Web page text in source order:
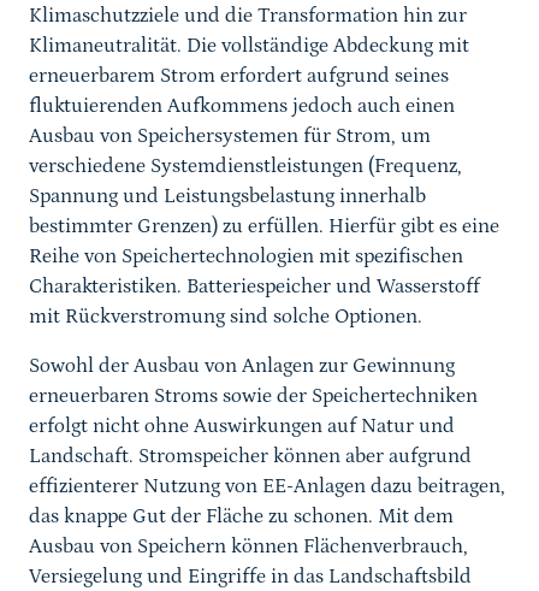
Klimaschutzziele und die Transformation hin zur
Klimaneutralität. Die vollständige Abdeckung mit
erneuerbarem Strom erfordert aufgrund seines
fluktuierenden Aufkommens jedoch auch einen
Ausbau von Speichersystemen für Strom, um
verschiedene Systemdienstleistungen (Frequenz,
Spannung und Leistungsbelastung innerhalb
bestimmter Grenzen) zu erfüllen. Hierfür gibt es eine
Reihe von Speichertechnologien mit spezifischen
Charakteristiken. Batteriespeicher und Wasserstoff
mit Rückverstromung sind solche Optionen.
Sowohl der Ausbau von Anlagen zur Gewinnung
erneuerbaren Stroms sowie der Speichertechniken
erfolgt nicht ohne Auswirkungen auf Natur und
Landschaft. Stromspeicher können aber aufgrund
effizienterer Nutzung von EE-Anlagen dazu beitragen,
das knappe Gut der Fläche zu schonen. Mit dem
Ausbau von Speichern können Flächenverbrauch,
Versiegelung und Eingriffe in das Landschaftsbild